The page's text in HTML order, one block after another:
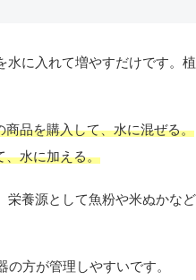
に入れて増やすだけです。
品を購入して、水に混ぜる。
、水に加える。
養源として魚粉や米ぬかな
方が管理しやすいです。